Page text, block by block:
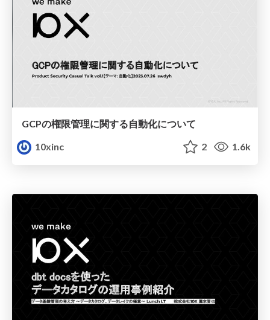
GCPの権限管理に関する自動化について
10xinc
2 1.6k